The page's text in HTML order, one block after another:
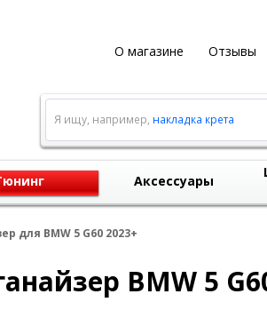
О магазине Отзывы
Я ищу, например, накладка крета
Аксессуары
для BMW 5 G60 2023+
BMW 5